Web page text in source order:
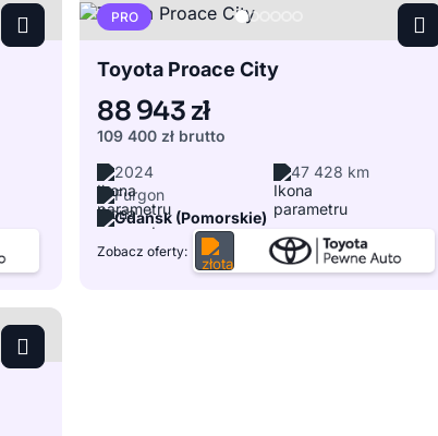
PRO
Toyota Proace City
88 943 zł
109 400 zł brutto
2024
47 428 km
Furgon
Gdańsk (Pomorskie)
Zobacz oferty: